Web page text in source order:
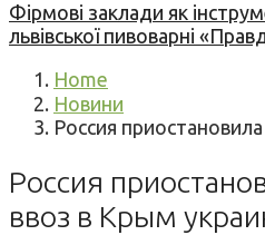
Фірмові заклади як
львівської пивоварні
Home
Новини
Россия
Россия
ввоз в Крым